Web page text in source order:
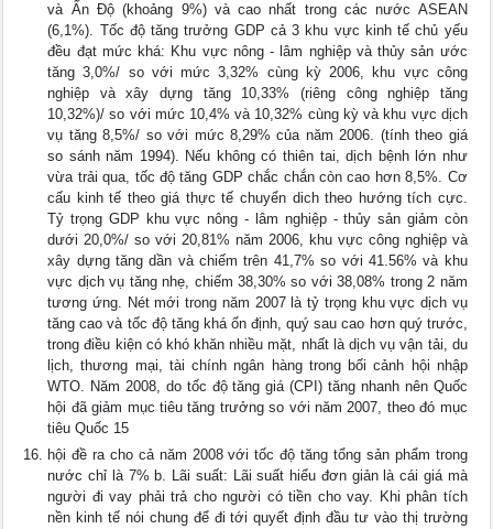
và Ấn Độ (khoảng 9%) và cao nhất trong các nước ASEAN
(6,1%). Tốc độ tăng trưởng GDP cả 3 khu vực kinh tế chủ yếu
đều đạt mức khá: Khu vực nông - lâm nghiệp và thủy sản ước
tăng 3,0%/ so với mức 3,32% cùng kỳ 2006, khu vực công
nghiệp và xây dựng tăng 10,33% (riêng công nghiệp tăng
10,32%)/ so với mức 10,4% và 10,32% cùng kỳ và khu vực dịch
vụ tăng 8,5%/ so với mức 8,29% của năm 2006. (tính theo giá
so sánh năm 1994). Nếu không có thiên tai, dịch bệnh lớn như
vừa trải qua, tốc độ tăng GDP chắc chắn còn cao hơn 8,5%. Cơ
cấu kinh tế theo giá thực tế chuyển dich theo hướng tích cực.
Tỷ trọng GDP khu vực nông - lâm nghiệp - thủy sản giảm còn
dưới 20,0%/ so với 20,81% năm 2006, khu vực công nghiệp và
xây dựng tăng dần và chiếm trên 41,7% so với 41.56% và khu
vực dịch vụ tăng nhẹ, chiếm 38,30% so với 38,08% trong 2 năm
tương ứng. Nét mới trong năm 2007 là tỷ trọng khu vực dịch vụ
tăng cao và tốc độ tăng khá ổn định, quý sau cao hơn quý trước,
trong điều kiện có khó khăn nhiều mặt, nhất là dịch vụ vận tải, du
lịch, thương mại, tài chính ngân hàng trong bối cảnh hội nhập
WTO. Năm 2008, do tốc độ tăng giá (CPI) tăng nhanh nên Quốc
hội đã giảm mục tiêu tăng trưởng so với năm 2007, theo đó mục
tiêu Quốc 15
hội đề ra cho cả năm 2008 với tốc độ tăng tổng sản phẩm trong
nước chỉ là 7% b. Lãi suất: Lãi suất hiểu đơn giản là cái giá mà
người đi vay phải trả cho người có tiền cho vay. Khi phân tích
nền kinh tế nói chung để đi tới quyết định đầu tư vào thị trường